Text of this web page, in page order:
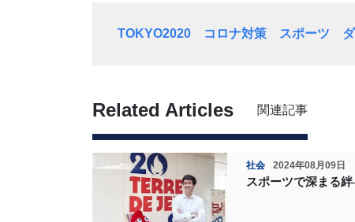
TOKYO2020 コロナ対策 スポーツ
Related Articles 関連記事
社会 2024年08月09日
スポーツで深まる